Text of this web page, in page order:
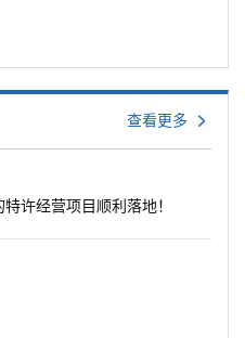
查看更多
许经营项目顺利落地！